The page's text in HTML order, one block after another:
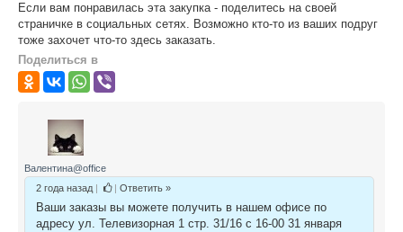
Если вам понравилась эта закупка - поделитесь на своей
страничке в социальных сетях. Возможно кто-то из ваших подруг
тоже захочет что-то здесь заказать.
Поделиться в
Валентина@office
2 года назад | | Ответить »
Ваши заказы вы можете получить в нашем офисе по
адресу ул. Телевизорная 1 стр. 31/16 с 16-00 31 января